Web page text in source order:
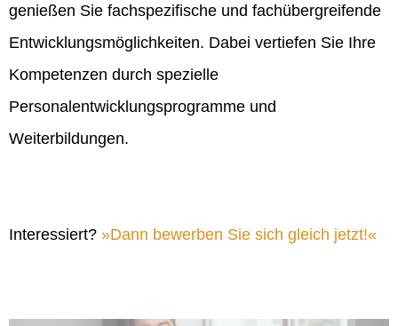
genießen Sie fachspezifische und fachübergreifende
Entwicklungsmöglichkeiten. Dabei vertiefen Sie Ihre
Kompetenzen durch spezielle
Personalentwicklungsprogramme und
Weiterbildungen.
Interessiert? Dann bewerben Sie sich gleich jetzt!